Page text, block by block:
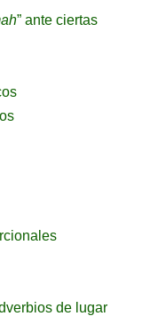
” ante ciertas
de lugar